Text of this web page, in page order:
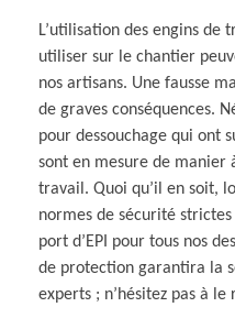
L’utilisation des engins de
utiliser sur le chantier
nos artisans. Une fausse
de graves conséquences.
pour dessouchage qui ont
sont en mesure de manier
travail. Quoi qu’il en soit,
normes de sécurité
port d’EPI pour tous nos
de protection garantira la
experts ; n’hésitez pas à le